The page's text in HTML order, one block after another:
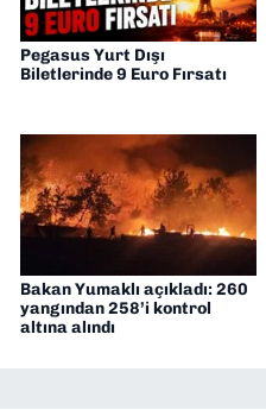
Pegasus Yurt Dışı
Biletlerinde 9 Euro Fırsatı
Bakan Yumaklı açıkladı: 260
yangından 258’i kontrol
altına alındı